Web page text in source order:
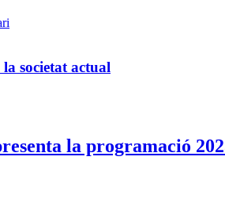
la societat actual
la programació